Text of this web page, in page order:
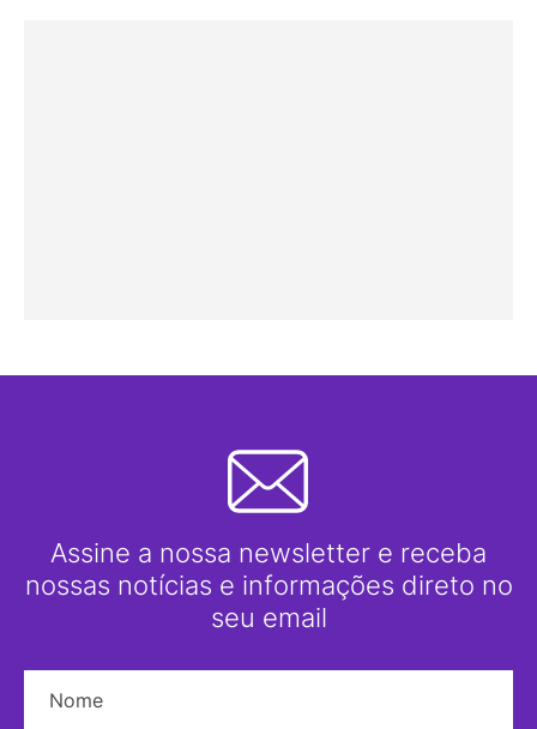
Assine a nossa newsletter e receba
nossas notícias e informações direto no
seu email